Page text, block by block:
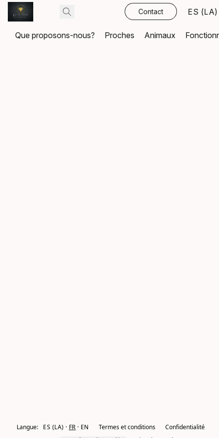
Contact ES (LA)
Que proposons-nous? Proches Animaux
Langue: ES (LA) FR EN Termes et conditions
Confidentialité